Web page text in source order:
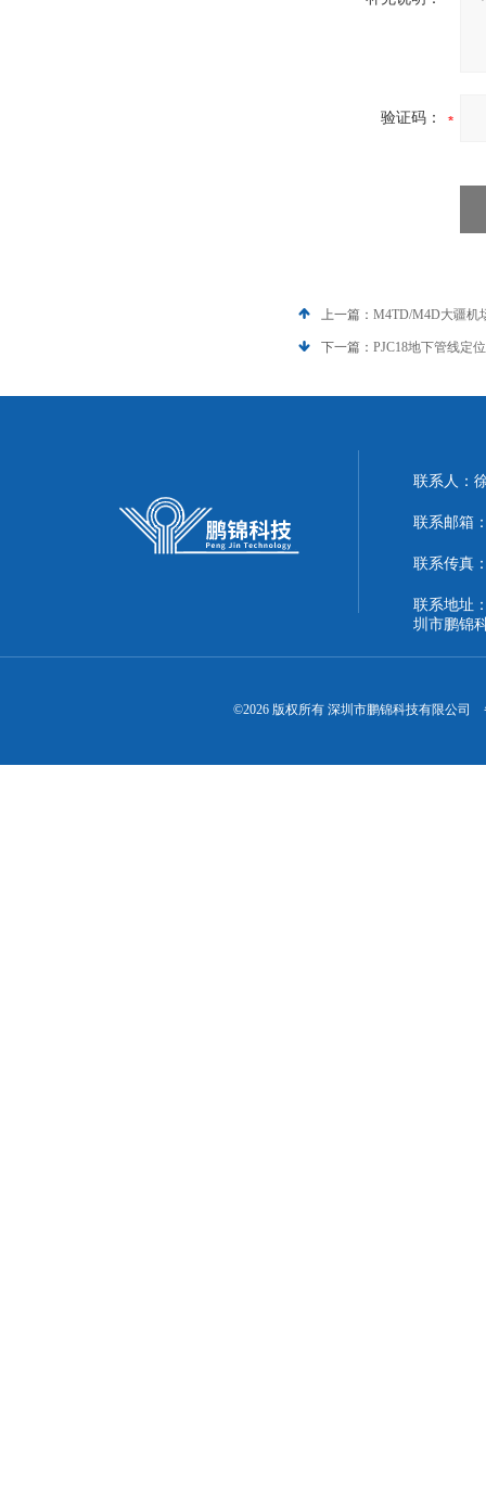
验证码：
上一篇： M4TD/M4D大疆机
下一篇： PJC18地下管线定
联系人：
联系邮箱
联系传真
联系地址
圳市鹏锦
©2026 版权所有 深圳市鹏锦科技有限公司